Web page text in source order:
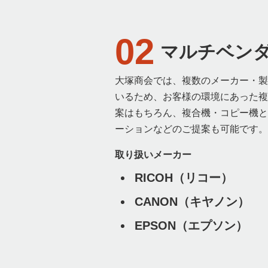
02 マルチベン
大塚商会では、複数のメーカー・
いるため、お客様の環境にあった
案はもちろん、複合機・コピー機
ーションなどのご提案も可能です。
取り扱いメーカー
RICOH（リコー）
CANON（キヤノン）
EPSON（エプソン）